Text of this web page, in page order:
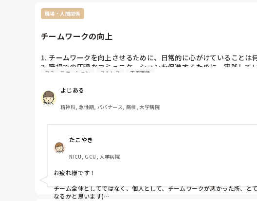
職場・人間関係
チームワークの向上
1. チームワークを向上させるために、日常的に心がけていることは
2. 職場での円滑なコミュニケーションを促進するために、実践して
コミュニケーション ストレス 正看護師
よじある
精神科, 急性期, パパナース, 病棟, 大学病院
たこやき
NICU, GCU, 大学病院
お疲れ様です！
チーム全体としてではなく、個人として、チームワークが悪かった所、
なるかと思います)